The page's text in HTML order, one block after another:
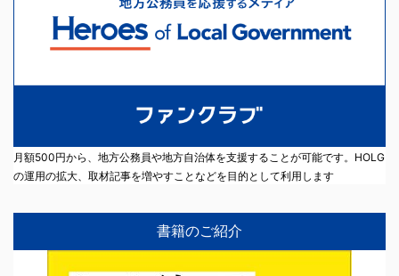
月額500円から、地方公務員や地方自治体を支援することが可能です。HOLG
の運用の拡大、取材記事を増やすことなどを目的として利用します
書籍のご紹介